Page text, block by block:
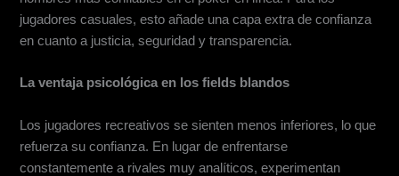
jugadores casuales, esto añade una capa extra de confianza
en cuanto a justicia, seguridad y transparencia.
La ventaja psicológica en los fields blandos
Los jugadores recreativos se sienten menos inferiores, lo que
refuerza su confianza. En lugar de enfrentarse
constantemente a rivales muy analíticos, experimentan